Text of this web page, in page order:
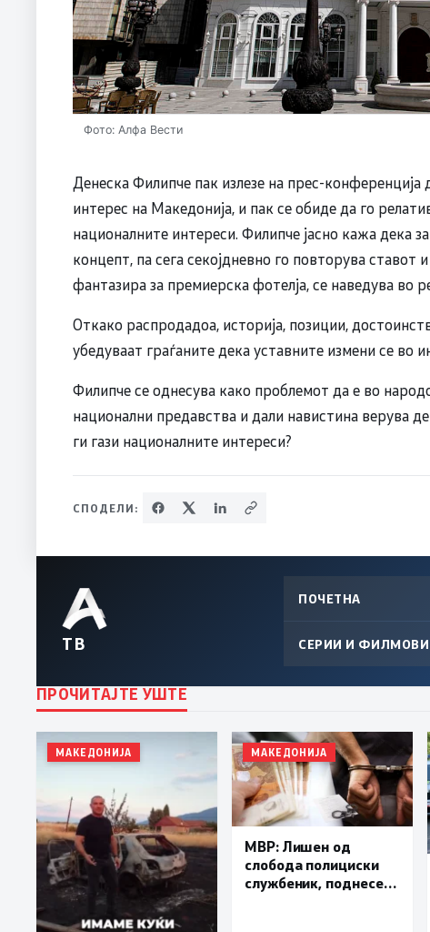
Фото: Алфа Вести
Денеска Филипче пак излезе на прес-конференција
интерес на Македонија, и пак се обиде да го
националните интереси. Филипче јасно кажа дека
концепт, па сега секојдневно го повторува ставот
фантазира за премиерска фотелја, се наведува
Откако распродадоа, историја, позиции,
убедуваат граѓаните дека уставните измени се во
Филипче се однесува како проблемот да е во
национални предавства и дали навистина верува
ги гази националните интереси?
СПОДЕЛИ:
ТВ
ПОЧЕТНА
СЕРИИ И ФИЛМОВИ
ПРОЧИТАЈТЕ УШТЕ
МАКЕДОНИЈА МАКЕДОНИЈА
МВР: Лишен од
слобода полициски
службеник, поднесена